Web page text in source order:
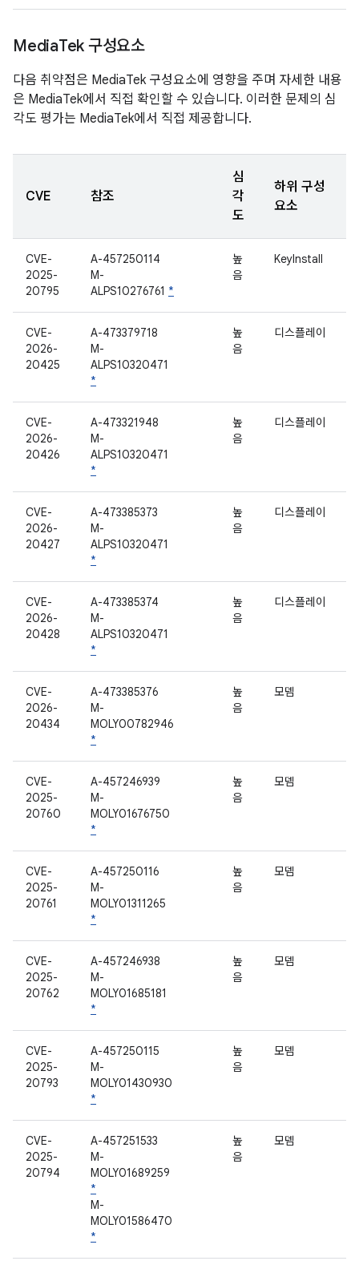
MediaTek 구성요소
다음 취약점은 MediaTek 구성요소에 영향을 주며 자세한 내용
은 MediaTek에서 직접 확인할 수 있습니다. 이러한 문제의 심
각도 평가는 MediaTek에서 직접 제공합니다.
CVE 참조
심
각
도
하위 구성
요소
CVE-
2025-
20795
A-457250114
M-
ALPS10276761 *
높
음
KeyInstall
CVE-
2026-
20425
A-473379718
M-
ALPS10320471
*
높
음
디스플레이
CVE-
2026-
20426
A-473321948
M-
ALPS10320471
*
높
음
디스플레이
CVE-
2026-
20427
A-473385373
M-
ALPS10320471
*
높
음
디스플레이
CVE-
2026-
20428
A-473385374
M-
ALPS10320471
*
높
음
디스플레이
CVE-
2026-
20434
A-473385376
M-
MOLY00782946
*
높
음
모뎀
CVE-
2025-
20760
A-457246939
M-
MOLY01676750
*
높
음
모뎀
CVE-
2025-
20761
A-457250116
M-
MOLY01311265
*
높
음
모뎀
CVE-
2025-
20762
A-457246938
M-
MOLY01685181
*
높
음
모뎀
CVE-
2025-
20793
A-457250115
M-
MOLY01430930
*
높
음
모뎀
CVE-
2025-
20794
A-457251533
M-
MOLY01689259
*
M-
MOLY01586470
*
높
음
모뎀